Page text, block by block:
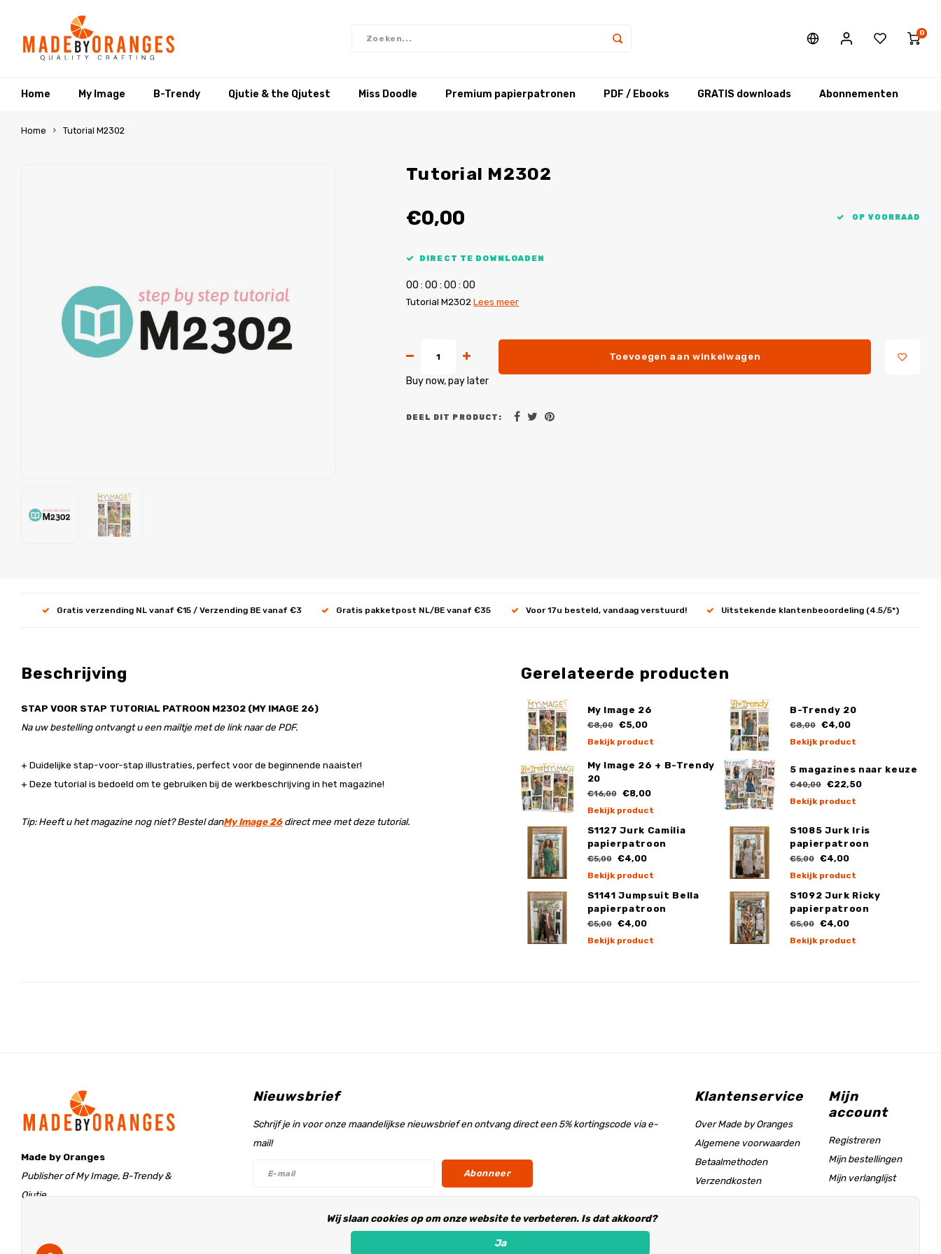
0
Home My Image B-Trendy Qjutie & the Qjutest Miss Doodle Premium papierpatronen PDF / Ebooks GRATIS downloads Abonnementen
Home Tutorial M2302
Tutorial M2302
€0,00 OP VOORRAAD
DIRECT TE DOWNLOADEN
00 : 00 : 00 : 00
Tutorial M2302 Lees meer
Toevoegen aan winkelwagen
Buy now, pay later
DEEL DIT PRODUCT:
Gratis verzending NL vanaf €15 / Verzending BE vanaf €3 Gratis pakketpost NL/BE vanaf €35 Voor 17u besteld, vandaag verstuurd! Uitstekende klantenbeoordeling (4.5/5*)
Beschrijving
STAP VOOR STAP TUTORIAL PATROON M2302 (MY IMAGE 26)
Na uw bestelling ontvangt u een mailtje met de link naar de PDF.
+ Duidelijke stap-voor-stap illustraties, perfect voor de beginnende naaister!
+ Deze tutorial is bedoeld om te gebruiken bij de werkbeschrijving in het magazine!
Tip: Heeft u het magazine nog niet?Bestel danMy Image 26direct mee met deze tutorial.
Gerelateerde producten
My Image 26
€8,00 €5,00
Bekijk product
B-Trendy 20
€8,00 €4,00
Bekijk product
My Image 26 + B-Trendy
20
€16,00 €8,00
Bekijk product
5 magazines naar keuze
€40,00 €22,50
Bekijk product
S1127 Jurk Camilia
papierpatroon
€5,00 €4,00
Bekijk product
S1085 Jurk Iris
papierpatroon
€5,00 €4,00
Bekijk product
S1141 Jumpsuit Bella
papierpatroon
€5,00 €4,00
Bekijk product
S1092 Jurk Ricky
papierpatroon
€5,00 €4,00
Bekijk product
Made by Oranges
Publisher of My Image, B-Trendy &
Qjutie
The Netherlands
Nieuwsbrief
Schrijf je in voor onze maandelijkse nieuwsbrief en ontvang direct een 5% kortingscode via e-
mail!
Abonneer
Klantenservice
Over Made by Oranges
Algemene voorwaarden
Betaalmethoden
Verzendkosten
Maattabel & helppagina
Mijn
account
Registreren
Mijn bestellingen
Mijn verlanglijst
Wij slaan cookies op om onze website te verbeteren. Is dat akkoord?
Ja